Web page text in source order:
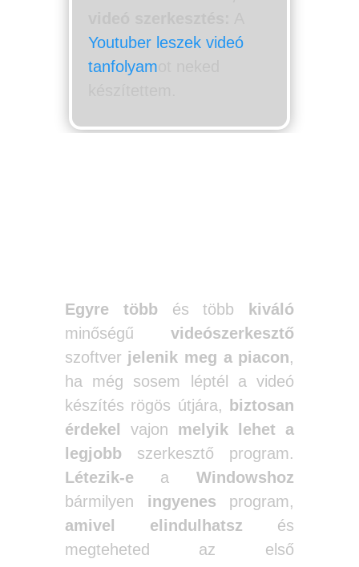
Youtuber leszek videó
tanfolyam
Egyre több és több
kiváló
minőségűvideószerkesztő
szoftver jelenik meg a piacon,
ha még sosem léptél a videó
készítés rögös útjára,
biztosan
érdekel
vajon melyik lehet a
legjobb szerkesztő program.
Létezik-e aWindowshoz
bármilyen ingyenes program,
amivel elindulhatsz és
megteheted az első